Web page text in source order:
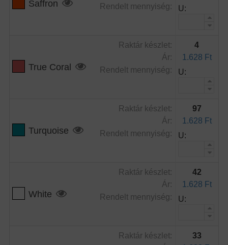
Saffron
Rendelt mennyiség:
U:
True Coral
Raktár készlet:
Ár:
Rendelt mennyiség:
4
1.628 Ft
U:
Turquoise
Raktár készlet:
Ár:
Rendelt mennyiség:
97
1.628 Ft
U:
White
Raktár készlet:
Ár:
Rendelt mennyiség:
42
1.628 Ft
U:
Raktár készlet:
33